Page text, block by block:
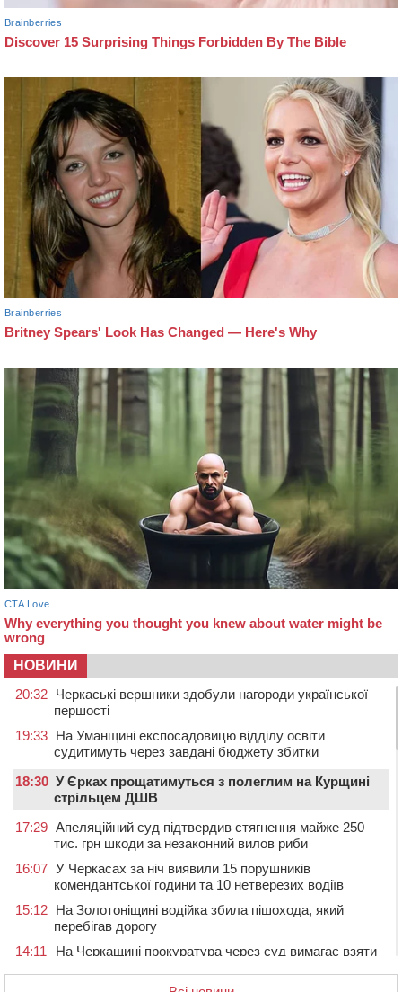
НОВИНИ
20:32 Черкаські вершники здобули нагороди української
першості
19:33 На Уманщині експосадовицю відділу освіти
судитимуть через завдані бюджету збитки
18:30 У Єрках прощатимуться з полеглим на Курщині
стрільцем ДШВ
17:29 Апеляційний суд підтвердив стягнення майже 250
тис. грн шкоди за незаконний вилов риби
16:07 У Черкасах за ніч виявили 15 порушників
комендантської години та 10 нетверезих водіїв
15:12 На Золотоніщині водійка збила пішохода, який
перебігав дорогу
14:11
На Черкащині прокуратура через суд вимагає взяти